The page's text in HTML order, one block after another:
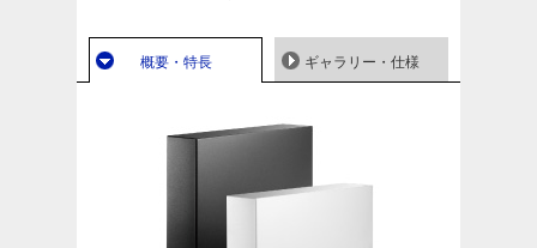
概要・特長 ギャラリー・仕様